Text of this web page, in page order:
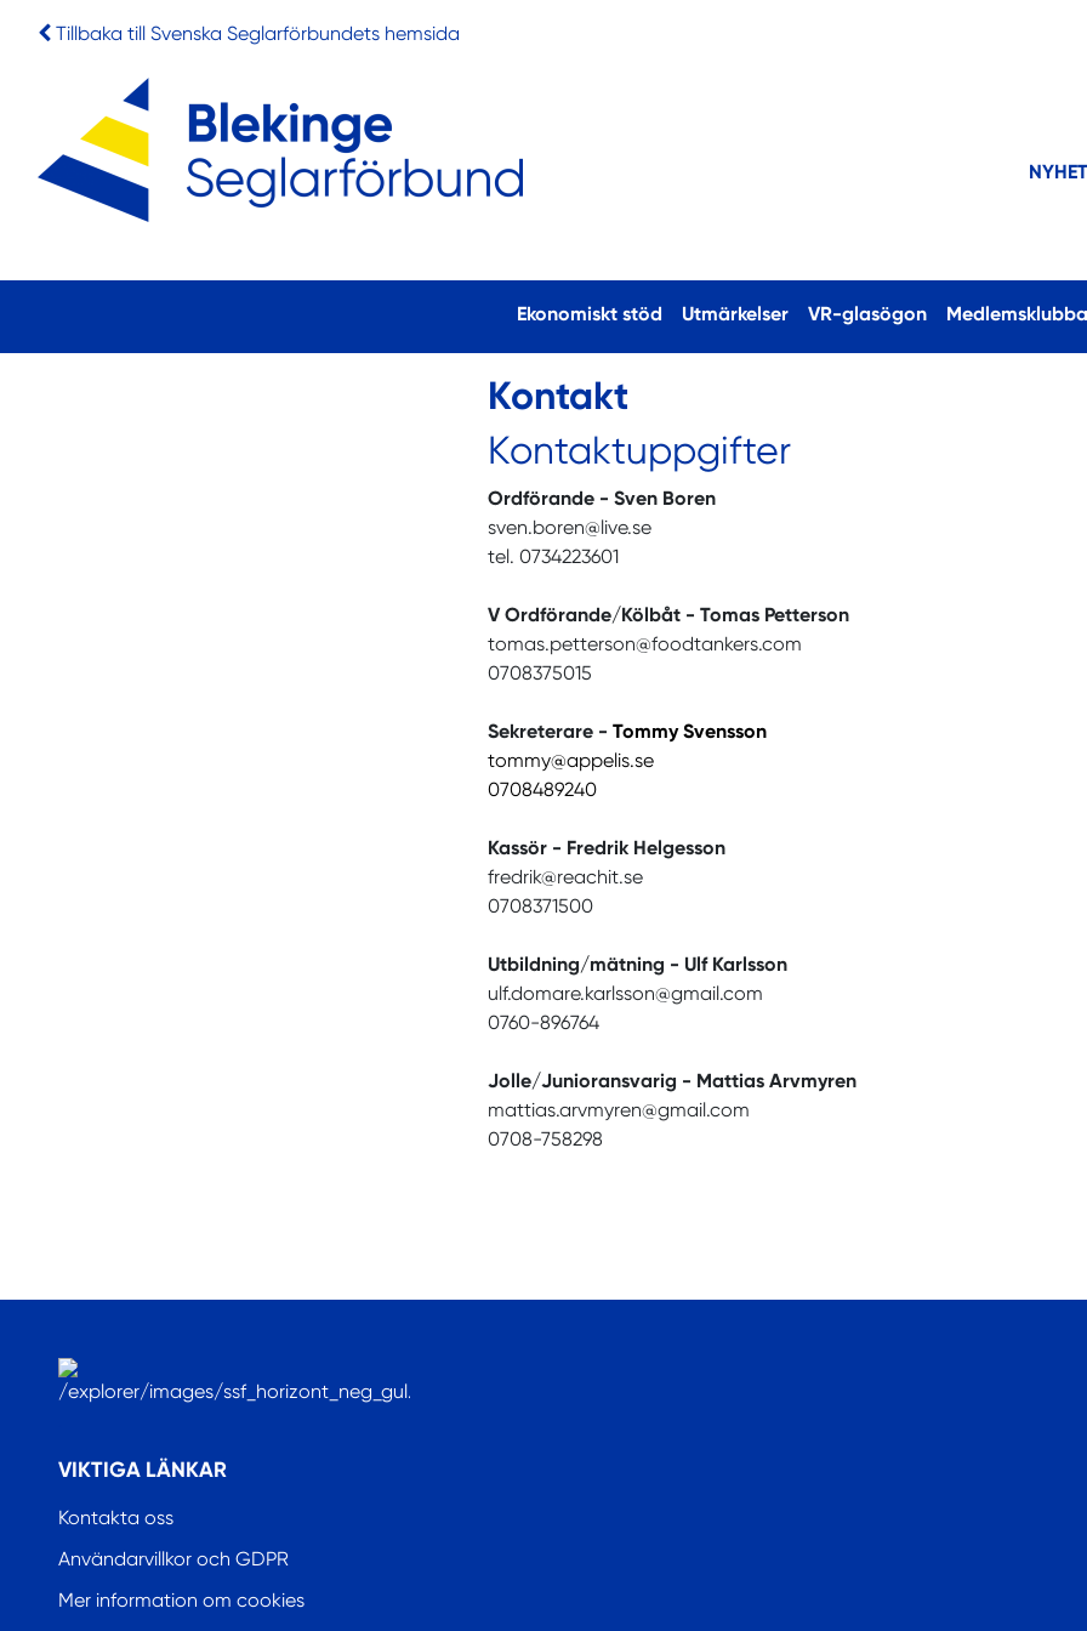
Tillbaka till Svenska Seglarförbundets hemsida
Ekonomiskt stöd Utmärkelser VR-glasögon
Kontakt
Kontaktuppgifter
Ordförande - Sven Boren
sven.boren@live.se
tel. 0734223601
V Ordförande/Kölbåt - Tomas Petterson
tomas.petterson@foodtankers.com
0708375015
Sekreterare - Tommy Svensson
tommy@appelis.se
0708489240
Kassör - Fredrik Helgesson
fredrik@reachit.se
0708371500
Utbildning/mätning - Ulf Karlsson
ulf.domare.karlsson@gmail.com
0760-896764
Jolle/Junioransvarig - Mattias Arvmyren
mattias.arvmyren@gmail.com
0708-758298
VIKTIGA LÄNKAR
Kontakta oss
Användarvillkor och GDPR
Mer information om cookies